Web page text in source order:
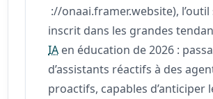
://onaai.framer.website),
inscrit dans les grandes
IA en éducation de 2026 :
d’assistants réactifs à des
proactifs, capables d’anticiper